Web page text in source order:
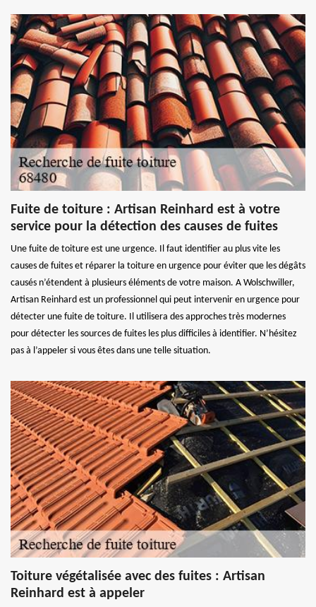
Fuite de toiture : Artisan Reinhard est à votre
service pour la détection des causes de fuites
Une fuite de toiture est une urgence. Il faut identifier au plus vite les
causes de fuites et réparer la toiture en urgence pour éviter que les dégâts
causés n’étendent à plusieurs éléments de votre maison. A Wolschwiller,
Artisan Reinhard est un professionnel qui peut intervenir en urgence pour
détecter une fuite de toiture. Il utilisera des approches très modernes
pour détecter les sources de fuites les plus difficiles à identifier. N’hésitez
pas à l’appeler si vous êtes dans une telle situation.
Toiture végétalisée avec des fuites : Artisan
Reinhard est à appeler